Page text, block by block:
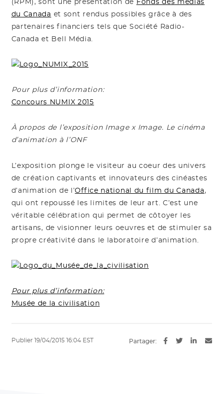
(RPM), sont une présentation de Fonds des médias
du Canada et sont rendus possibles grâce à des
partenaires financiers tels que Société Radio-
Canada et Bell Média.
Pour plus d’information:
Concours NUMIX 2015
À propos de l’exposition Image x Image. Le cinéma
d’animation à l’ONF
L’exposition plonge le visiteur au coeur des univers
de création captivants et innovateurs des cinéastes
d’animation de l’Office national du film du Canada ,
qui ont repoussé les limites de leur art. C’est une
véritable célébration qui permet de côtoyer les
artisans, de visionner leurs oeuvres et de stimuler sa
propre créativité dans le laboratoire d’animation.
Pour plus d’information:
Musée de la civilisation
Publier 19/04/2015 16:04 EST Partager: